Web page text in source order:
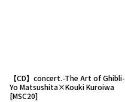
【CD】concert.-The Art of Ghibli-
Yo Matsushita×Kouki Kuroiwa
[MSC20]